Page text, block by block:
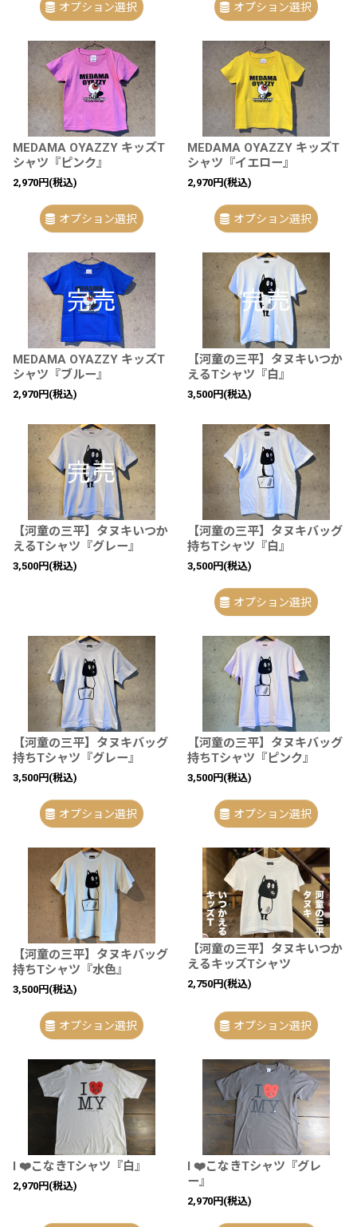
オプション選択 オプション選択
MEDAMA OYAZZY キッズT
シャツ『ピンク』
2,970円 (税込)
オプション選択
MEDAMA OYAZZY キッズT
シャツ『イエロー』
2,970円 (税込)
オプション選択
MEDAMA OYAZZY キッズT
シャツ『ブルー』
2,970円 (税込)
【河童の三平】タヌキいつか
えるTシャツ『白』
3,500円 (税込)
【河童の三平】タヌキいつか
えるTシャツ『グレー』
3,500円 (税込)
【河童の三平】タヌキバッグ
持ちTシャツ『白』
3,500円 (税込)
オプション選択
【河童の三平】タヌキバッグ
持ちTシャツ『グレー』
3,500円 (税込)
オプション選択
【河童の三平】タヌキバッグ
持ちTシャツ『ピンク』
3,500円 (税込)
オプション選択
【河童の三平】タヌキバッグ
持ちTシャツ『水色』
3,500円 (税込)
オプション選択
【河童の三平】タヌキいつか
えるキッズTシャツ
2,750円 (税込)
オプション選択
I ❤️こなきTシャツ『白』
2,970円 (税込)
I ❤️こなきTシャツ『グレ
ー』
2,970円 (税込)